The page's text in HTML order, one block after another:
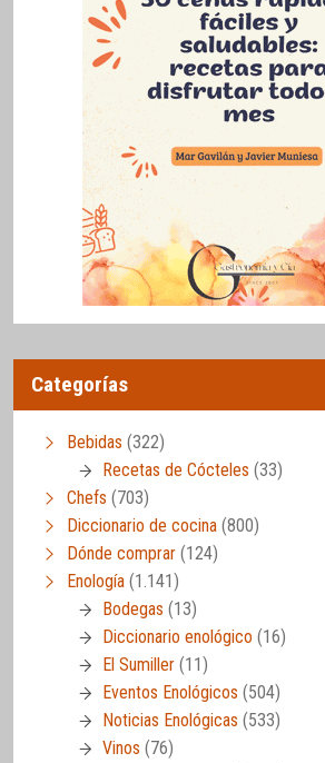
Categorías
Bebidas (322)
Recetas de Cócteles (33)
Chefs (703)
Diccionario de cocina (800)
Dónde comprar (124)
Enología (1.141)
Bodegas (13)
Diccionario enológico (16)
El Sumiller (11)
Eventos Enológicos (504)
Noticias Enológicas (533)
Vinos (76)